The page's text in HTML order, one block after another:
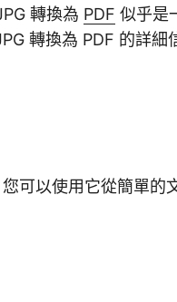
轉換為 PDF 似乎是
轉換為 PDF 的詳細
可以使用它從簡單的